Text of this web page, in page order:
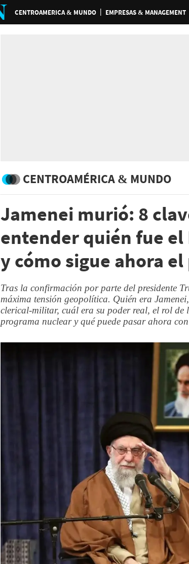
CENTROAMERICA & MUNDO EMPRESAS & MANAGEMENT
CENTROAMÉRICA & MUNDO
Jamenei murió: 8
entender quién fue
y cómo sigue ahora el
Tras la confirmación por parte del presidente
máxima tensión geopolítica. Quién era
clerical-militar, cuál era su poder real, el rol
programa nuclear y qué puede pasar ahora